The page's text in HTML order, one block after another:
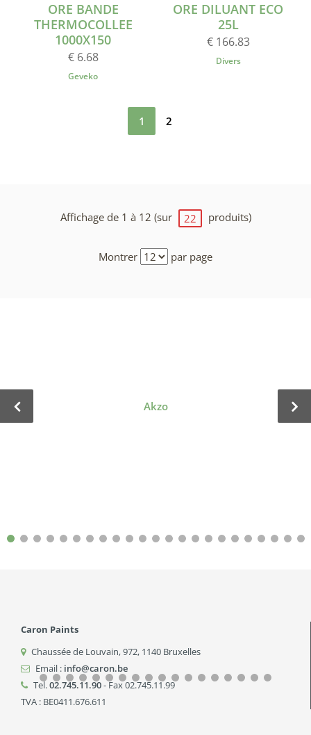
ORE BANDE
THERMOCOLLEE
1000X150
€ 6.68
Geveko
ORE DILUANT ECO
25L
€ 166.83
Divers
1 2
Affichage de 1 à 12 (sur 22 produits)
Montrer par page
Akzo
Caron Paints
Chaussée de Louvain, 972, 1140 Bruxelles
Email : info@caron.be
Tel.02.745.11.90- Fax 02.745.11.99
TVA : BE0411.676.611